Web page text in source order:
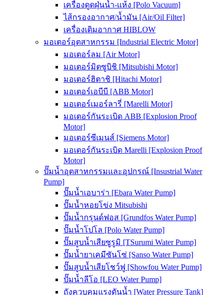
เครื่องดูดฝุ่นน้ำ-แห้ง [Polo Vacuum]
ไส้กรองอากาศ/น้ำมัน [Air/Oil Filter]
เครื่องเติมอากาศ HIBLOW
มอเตอร์อุตสาหกรรม [Industrial Electric Motor]
มอเตอร์ลม [Air Motor]
มอเตอร์มิตซูบิชิ [Mitsubishi Motor]
มอเตอร์ฮิตาชิ [Hitachi Motor]
มอเตอร์เอบีบี [ABB Motor]
มอเตอร์เมอร์ลารี่ [Marelli Motor]
มอเตอร์กันระเบิด ABB [Explosion Proof
Motor]
มอเตอร์ซีเมนส์ [Siemens Motor]
มอเตอร์กันระเบิด Marelli [Explosion Proof
Motor]
ปั๊มน้ำอุตสาหกรรมและอุปกรณ์ [Insustrial Water
Pump]
ปั๊มน้ำเอบาร่า [Ebara Water Pump]
ปั๊มน้ำหอยโข่ง Mitsubishi
ปั๊มน้ำกรุนด์ฟอส [Grundfos Water Pump]
ปั๊มน้ำโปโล [Polo Water Pump]
ปั๊มสูบน้ำเสียซูรูมิ [TSurumi Water Pump]
ปั๊มน้ำยาเคมีซันโซ่ [Sanso Water Pump]
ปั๊มสูบน้ำเสียโชว์ฟู [Showfou Water Pump]
ปั๊มน้ำลีโอ [LEO Water Pump]
ถังควบคุมแรงดันน้ำ [Water Pressure Tank]